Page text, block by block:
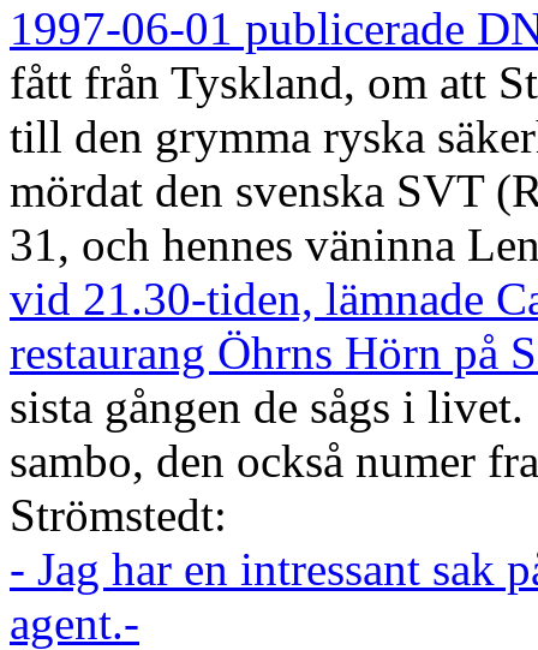
1997-06-01 publicerade
fått från Tyskland, om att
till den grymma ryska
mördat den svenska SVT
31, och hennes väninna
vid 21.30-tiden, lämnade
restaurang Öhrns Hörn på
sista gången de sågs i
sambo, den också numer
Strömstedt:
- Jag har en intressant sak
agent.-